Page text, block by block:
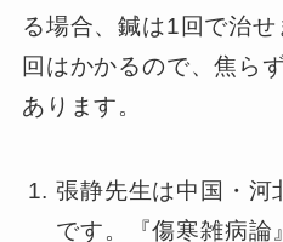
る場合、鍼は1回で治
回はかかるので、焦ら
あります。
張静先生は中国・河
です。『傷寒雑病論